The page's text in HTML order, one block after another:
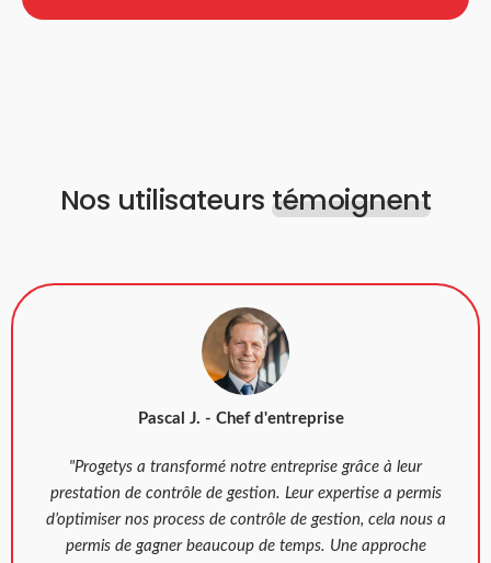
Nos utilisateurstémoignent
Pascal J. - Chef d'entreprise
"Progetys a transformé notre entreprise grâce à leur
prestation de contrôle de gestion. Leur expertise a permis
d’optimiser nos process de contrôle de gestion, cela nous a
permis de gagner beaucoup de temps. Une approche